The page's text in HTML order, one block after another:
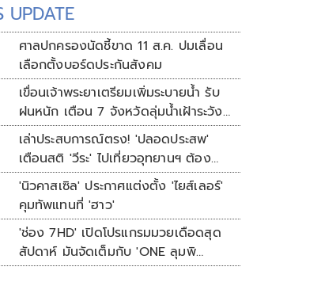
UPDATE
ศาลปกครองนัดชี้ขาด 11 ส.ค. ปมเลื่อน
เลือกตั้งบอร์ดประกันสังคม
เขื่อนเจ้าพระยาเตรียมเพิ่มระบายน้ำ รับ
ฝนหนัก เตือน 7 จังหวัดลุ่มน้ำเฝ้าระวัง
ระดับน้ำสูงขึ้น
เล่าประสบการณ์ตรง! 'ปลอดประสพ'
เตือนสติ 'วีระ' ไปเที่ยวอุทยานฯ ต้อง
ยอมรับธรรมชาติดิบๆให้ได้
'นิวคาสเซิล' ประกาศแต่งตั้ง 'ไยส์เลอร์'
คุมทัพแทนที่ 'ฮาว'
'ช่อง 7HD' เปิดโปรแกรมมวยเดือดสุด
สัปดาห์ มันจัดเต็มกับ 'ONE ลุมพิ
นี 165-มวยไทย 7 สี'